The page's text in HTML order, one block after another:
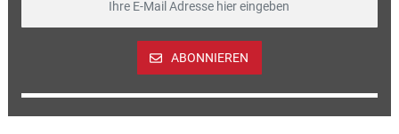
ABONNIEREN